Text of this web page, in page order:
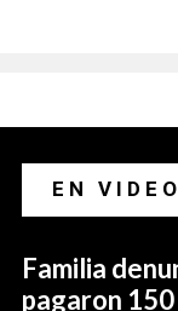
EN VIDEO
Familia
pagaron